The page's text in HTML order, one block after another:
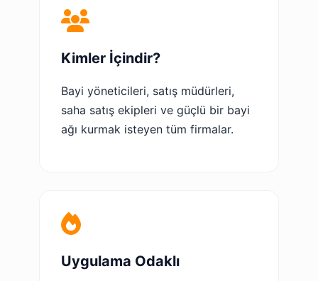
Kimler İçindir?
Bayi yöneticileri, satış müdürleri,
saha satış ekipleri ve güçlü bir bayi
ağı kurmak isteyen tüm firmalar.
Uygulama Odaklı